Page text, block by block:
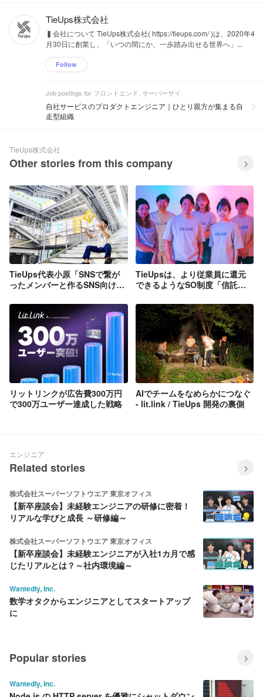
TieUps株式会社
▍会社について TieUps株式会社( https://tieups.com/ )は、2020年4
月30日に創業し、「いつの間にか、一歩踏み出せる世界へ」...
Follow
Job postings for フロントエンド, サーバーサイ
自社サービスのプロダクトエンジニア｜ひとり親方が集まる自
走型組織
TieUps株式会社
Other stories from this company
TieUps代表小原「SNSで繋が
ったメンバーと作るSNS向けク
TieUpsは、より従業員に還元
できるようなSO制度「信託型
ました
リットリンクが広告費300万円
で300万ユーザー達成した戦略
AIでチームをなめらかにつなぐ
- lit.link / TieUps 開発の裏側
エンジニア
Related stories
株式会社スーパーソフトウエア 東京オフィス
【新卒座談会】未経験エンジニアの研修に密着！
リアルな学びと成長 ～研修編～
株式会社スーパーソフトウエア 東京オフィス
【新卒座談会】未経験エンジニアが入社1カ月で感
じたリアルとは？～社内環境編～
Wantedly, Inc.
数学オタクからエンジニアとしてスタートアップ
に
Popular stories
Wantedly, Inc.